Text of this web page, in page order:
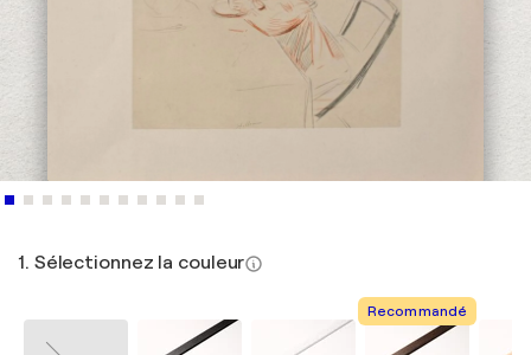
1. Sélectionnez la couleur
Recommandé